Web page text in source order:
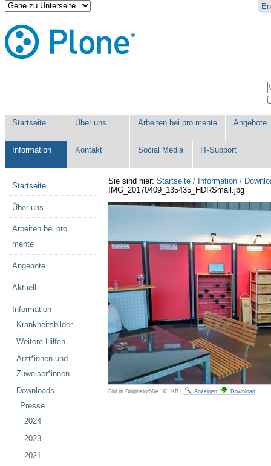
Direkt
zum
Inhalt
|
Direkt
zur
Benutzerspezifische
Werkzeuge
Startseite Über uns Arbeiten bei pro mente Angebote
Information Kontakt Social Media IT-Support
Sie sind hier: Startseite / Information /
IMG_20170409_135435_HDRSmall.jpg
Bild in Originalgröße 101 KB| Anzeigen Download
Startseite
Über uns
Arbeiten bei pro
mente
Angebote
Aktuell
Information
Krankheitsbilder
Weitere Hilfen
Ärzt*innen und
Zuweiser*innen
Downloads
Presse
2024
2023
2021